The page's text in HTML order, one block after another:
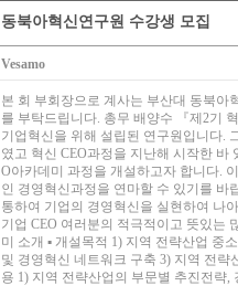
동북아혁신연구원 수강생 모집
Vesamo
본 회 부회장으로 계사는 부산대 동북아
를 부탁드립니다. 총무 배양수 『제2기
기업혁신을 위해 설립된 연구원입니다.
였고 혁신 CEO과정을 지난해 시작한
O아카데미 과정을 개설하고자 합니다.
인 경영혁신과정을 연마할 수 있기를 바
통하여 기업의 경영혁신을 실현하여 나
기업 CEO 여러분의 적극적이고 뜻있는
미 소개 ▪ 개설목적 1) 지역 전략산업 중
및 경영혁신 네트워크 구축 3) 지역 전
용 1) 지역 전략산업의 부문별 추진전략